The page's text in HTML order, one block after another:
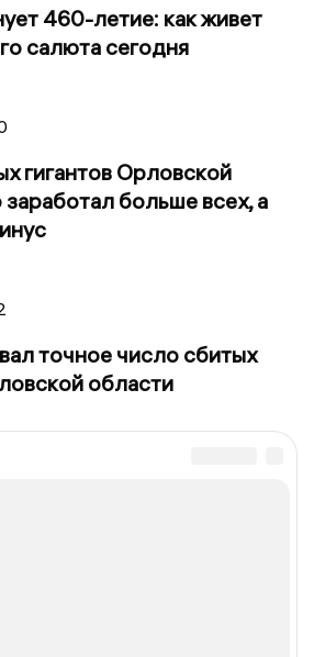
460-летие: как живет
салюта сегодня
гигантов Орловской
заработал больше всех, а
точное число сбитых
области